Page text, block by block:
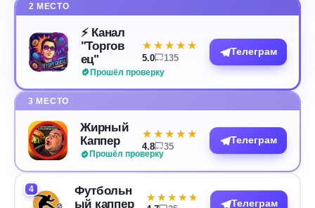
2 МЕСТО
⚡️ Канал
"Торгов
ец"
Прошёл проверку
★★★★★
★★★★★
5.0 135
Телеграм
3 МЕСТО
Жирный
Каппер
Прошёл проверку
★★★★★
★★★★★
4.8 35
Телеграм
4
Футбольн
ый каппер
★★★★★
★★★★★
Телеграм